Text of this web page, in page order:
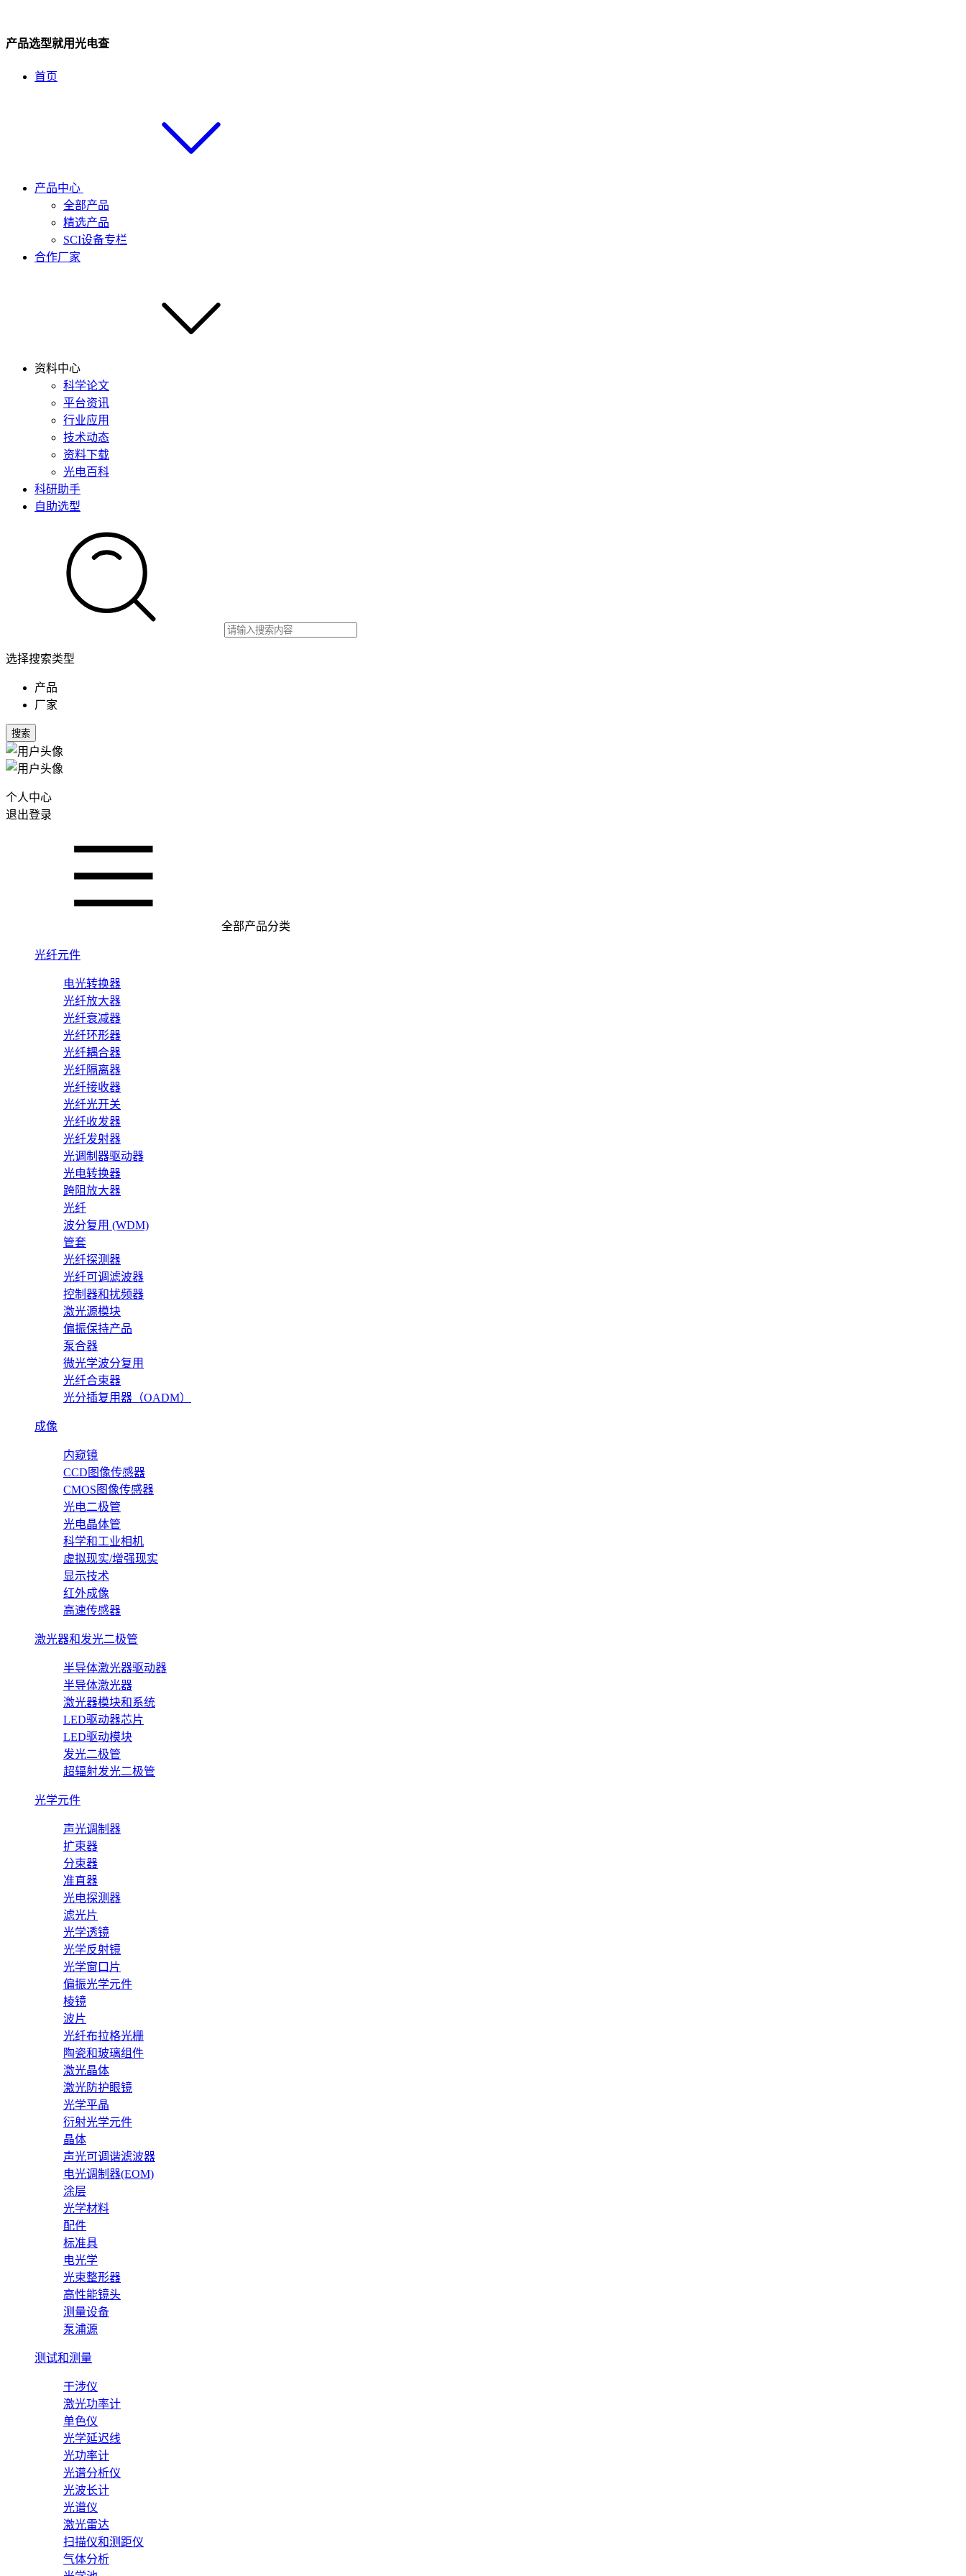
产品选型就用光电查
首页
产品中心
全部产品
精选产品
SCI设备专栏
合作厂家
资料中心
科学论文
平台资讯
行业应用
技术动态
资料下载
光电百科
科研助手
自助选型
选择搜索类型
产品
厂家
搜索
个人中心
退出登录
全部产品分类
光纤元件
电光转换器
光纤放大器
光纤衰减器
光纤环形器
光纤耦合器
光纤隔离器
光纤接收器
光纤光开关
光纤收发器
光纤发射器
光调制器驱动器
光电转换器
跨阻放大器
光纤
波分复用 (WDM)
管套
光纤探测器
光纤可调滤波器
控制器和扰频器
激光源模块
偏振保持产品
泵合器
微光学波分复用
光纤合束器
光分插复用器（OADM）
成像
内窥镜
CCD图像传感器
CMOS图像传感器
光电二极管
光电晶体管
科学和工业相机
虚拟现实/增强现实
显示技术
红外成像
高速传感器
激光器和发光二极管
半导体激光器驱动器
半导体激光器
激光器模块和系统
LED驱动器芯片
LED驱动模块
发光二极管
超辐射发光二极管
光学元件
声光调制器
扩束器
分束器
准直器
光电探测器
滤光片
光学透镜
光学反射镜
光学窗口片
偏振光学元件
棱镜
波片
光纤布拉格光栅
陶瓷和玻璃组件
激光晶体
激光防护眼镜
光学平晶
衍射光学元件
晶体
声光可调谐滤波器
电光调制器(EOM)
涂层
光学材料
配件
标准具
电光学
光束整形器
高性能镜头
测量设备
泵浦源
测试和测量
干涉仪
激光功率计
单色仪
光学延迟线
光功率计
光谱分析仪
光波长计
光谱仪
激光雷达
扫描仪和测距仪
气体分析